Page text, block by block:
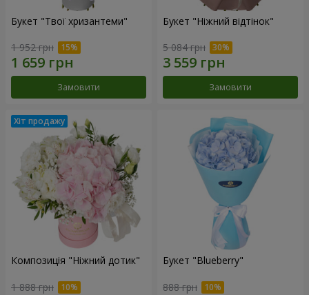
Букет "Твої хризантеми"
1 952 грн
Замовити
Букет "Ніжний відтінок"
5 084 грн
Замовити
Композиція "Ніжний дотик"
1 888 грн
Букет "Blueberry"
888 грн